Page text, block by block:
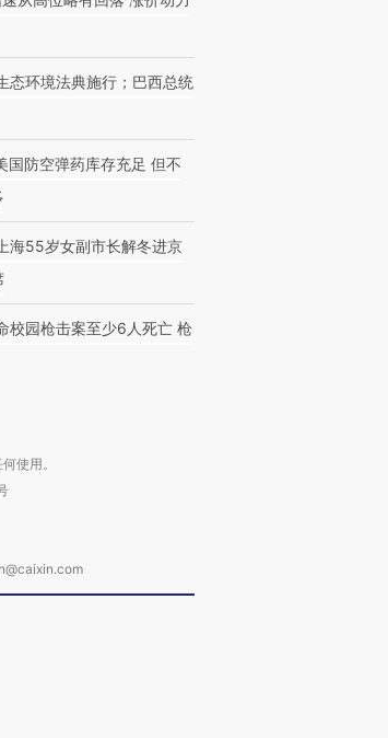
态环境法典施行；巴西总统
国防空弹药库存充足 但不
海55岁女副市长解冬进京
校园枪击案至少6人死亡 枪
使用。